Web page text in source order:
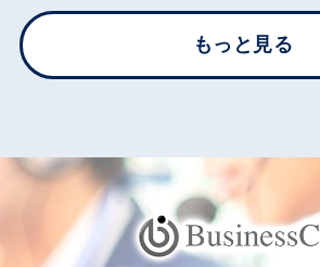
もっと見る